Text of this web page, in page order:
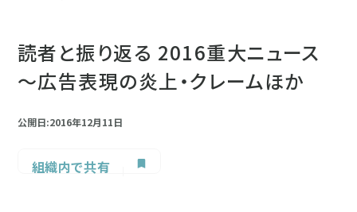
読者と振り返る 2016重大ニュース
～広告表現の炎上・クレームほか
公開日:2016年12月11日
組織内で共有